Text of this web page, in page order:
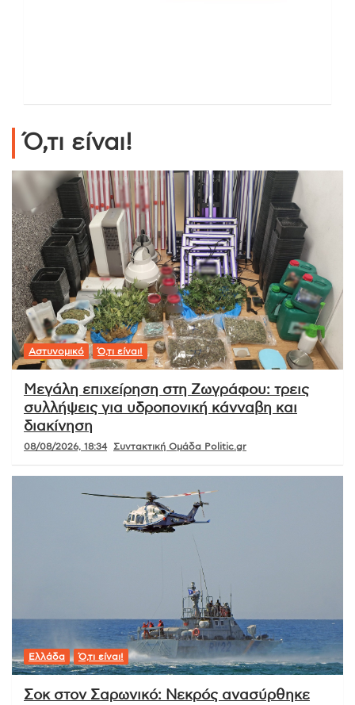
Ό,τι είναι!
Αστυνομικό Ό,τι είναι!
Μεγάλη επιχείρηση στη Ζωγράφου: τρεις
συλλήψεις για υδροπονική κάνναβη και
διακίνηση
08/08/2026, 18:34 Συντακτική Ομάδα Politic.gr
Ελλάδα Ό,τι είναι!
Σοκ στον Σαρωνικό: Νεκρός ανασύρθηκε